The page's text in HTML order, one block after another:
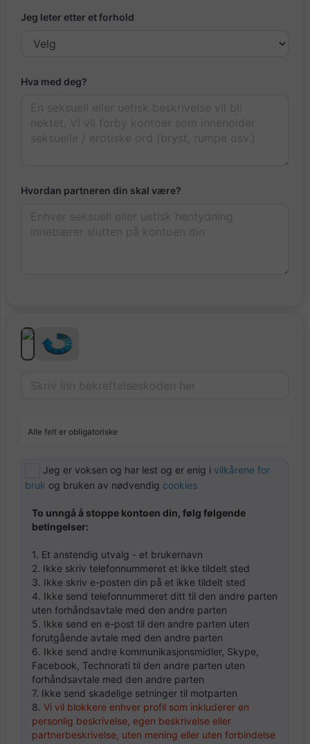
Jeg leter etter et forhold
Hva med deg?
Hvordan partneren din skal være?
Alle felt er obligatoriske
Jeg er voksen og har lest og er enig i vilkårene for
bruk og bruken av nødvendig cookies
To unngå å stoppe kontoen din, følg følgende
betingelser:
1. Et anstendig utvalg - et brukernavn
2. Ikke skriv telefonnummeret et ikke tildelt sted
3. Ikke skriv e-posten din på et ikke tildelt sted
4. Ikke send telefonnummeret ditt til den andre parten
uten forhåndsavtale med den andre parten
5. Ikke send en e-post til den andre parten uten
forutgående avtale med den andre parten
6. Ikke send andre kommunikasjonsmidler, Skype,
Facebook, Technorati til den andre parten uten
forhåndsavtale med den andre parten
7. Ikke send skadelige setninger til motparten
8. Vi vil blokkere enhver profil som inkluderer en
personlig beskrivelse, egen beskrivelse eller
partnerbeskrivelse, uten mening eller uten forbindelse